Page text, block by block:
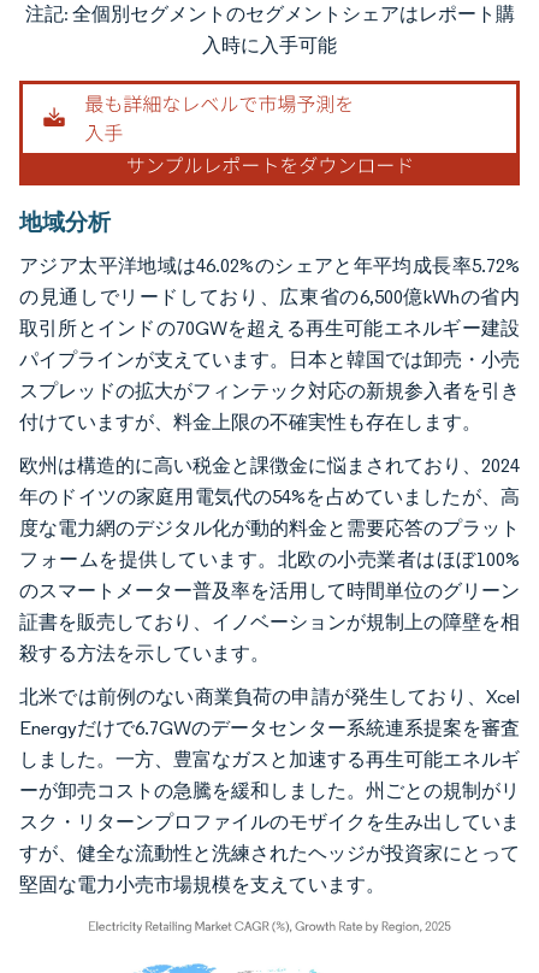
画像 © Mordor Intelligence。再利用にはCC BY 4.0の表示が必要です。
注記: 全個別セグメントのセグメントシェアはレポート購
入時に入手可能
地域分析
アジア太平洋地域は46.02%のシェアと年平均成長率5.72%
の見通しでリードしており、広東省の6,500億kWhの省内
取引所とインドの70GWを超える再生可能エネルギー建設
パイプラインが支えています。日本と韓国では卸売・小売
スプレッドの拡大がフィンテック対応の新規参入者を引き
付けていますが、料金上限の不確実性も存在します。
欧州は構造的に高い税金と課徴金に悩まされており、2024
年のドイツの家庭用電気代の54%を占めていましたが、高
度な電力網のデジタル化が動的料金と需要応答のプラット
フォームを提供しています。北欧の小売業者はほぼ100%
のスマートメーター普及率を活用して時間単位のグリーン
証書を販売しており、イノベーションが規制上の障壁を相
殺する方法を示しています。
北米では前例のない商業負荷の申請が発生しており、Xcel
Energyだけで6.7GWのデータセンター系統連系提案を審査
しました。一方、豊富なガスと加速する再生可能エネルギ
ーが卸売コストの急騰を緩和しました。州ごとの規制がリ
スク・リターンプロファイルのモザイクを生み出していま
すが、健全な流動性と洗練されたヘッジが投資家にとって
堅固な電力小売市場規模を支えています。